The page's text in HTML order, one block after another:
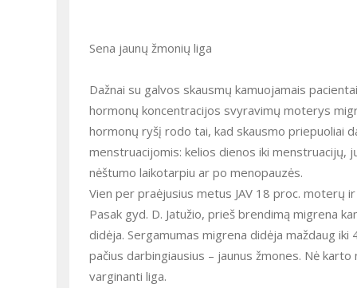
Sena jaunų žmonių liga
Dažnai su galvos skausmų kamuojamais
hormonų koncentracijos svyravimų moterys
hormonų ryšį rodo tai, kad skausmo priepuoliai
menstruacijomis: kelios dienos iki
nėštumo laikotarpiu ar po menopauzės.
Vien per praėjusius metus JAV 18 proc. moterų
Pasak gyd. D. Jatužio, prieš brendimą migrena
didėja. Sergamumas migrena didėja maždaug
pačius darbingiausius – jaunus žmones. Nė
varginanti liga.